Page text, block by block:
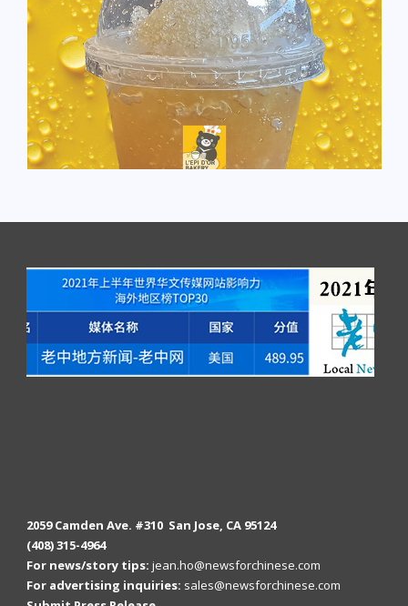
2059 Camden Ave. #310 San Jose, CA 95124
(408) 315-4964
For news/story tips: jean.ho@newsforchinese.com
For advertising inquiries: sales@newsforchinese.com